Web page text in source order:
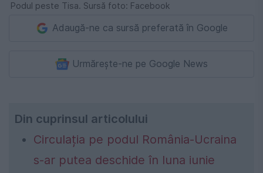
Podul peste Tisa. Sursă foto: Facebook
Adaugă-ne ca sursă preferată în Google
Urmărește-ne pe Google News
Din cuprinsul articolului
Circulația pe podul România-Ucraina
s-ar putea deschide în luna iunie